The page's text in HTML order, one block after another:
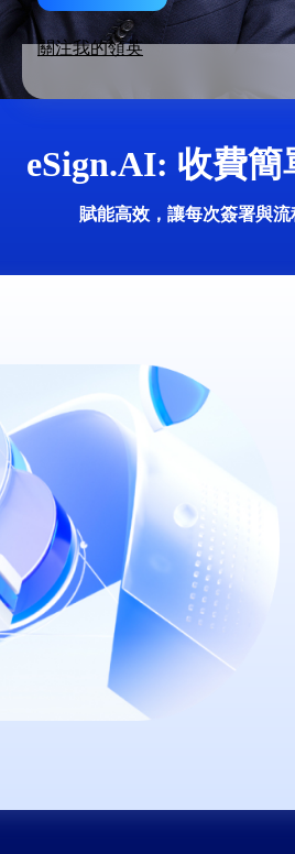
關注我的領英
eSign.AI: 收費簡
賦能高效，讓每次簽署與